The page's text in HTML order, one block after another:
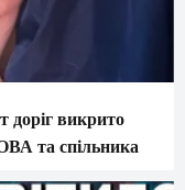
доріг викрито
та спільника